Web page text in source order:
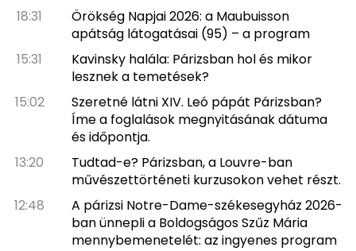
18:31
Örökség Napjai 2026: a Maubuisson
apátság látogatásai (95) – a program
15:31
Kavinsky halála: Párizsban hol és mikor
lesznek a temetések?
15:02
Szeretné látni XIV. Leó pápát Párizsban?
Íme a foglalások megnyitásának dátuma
és időpontja.
13:20
Tudtad-e? Párizsban, a Louvre-ban
művészettörténeti kurzusokon vehet részt.
12:48
A párizsi Notre-Dame-székesegyház 2026-
ban ünnepli a Boldogságos Szűz Mária
mennybemenetelét: az ingyenes program